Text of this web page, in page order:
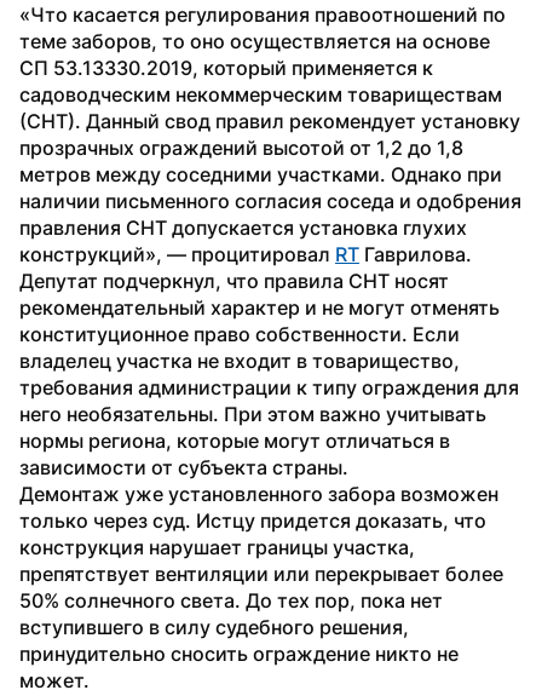
«Что касается регулирования правоотношений по
теме заборов, то оно осуществляется на основе
СП 53.13330.2019, который применяется к
садоводческим некоммерческим товариществам
(СНТ). Данный свод правил рекомендует установку
прозрачных ограждений высотой от 1,2 до 1,8
метров между соседними участками. Однако при
наличии письменного согласия соседа и одобрения
правления СНТ допускается установка глухих
конструкций», — процитировал RT Гаврилова.
Депутат подчеркнул, что правила СНТ носят
рекомендательный характер и не могут отменять
конституционное право собственности. Если
владелец участка не входит в товарищество,
требования администрации к типу ограждения для
него необязательны. При этом важно учитывать
нормы региона, которые могут отличаться в
зависимости от субъекта страны.
Демонтаж уже установленного забора возможен
только через суд. Истцу придется доказать, что
конструкция нарушает границы участка,
препятствует вентиляции или перекрывает более
50% солнечного света. До тех пор, пока нет
вступившего в силу судебного решения,
принудительно сносить ограждение никто не
может.